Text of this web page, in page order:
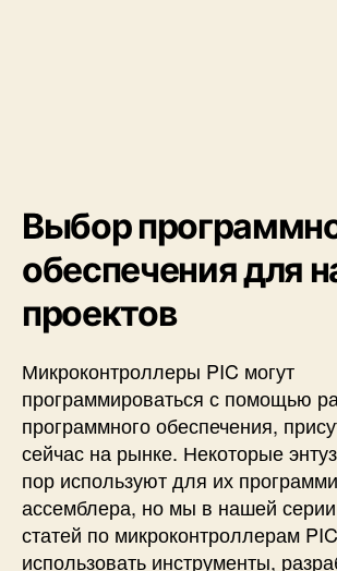
Выбор
обеспечения для
проектов
Микроконтроллеры PIC могут
программироваться с помощью
программного обеспечения,
сейчас на рынке. Некоторые
пор используют для их
ассемблера, но мы в нашей
статей по микроконтроллерам
использовать инструменты,